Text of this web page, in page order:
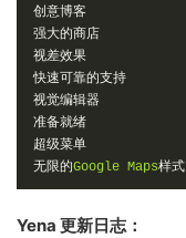
创意博客
强大的商店
视差效果
快速可靠的支持
视觉编辑器
准备就绪
超级菜单
无限的Google Maps样式
Yena 更新日志：